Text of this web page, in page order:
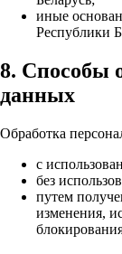
иные
Республики
8. Способы
данных
Обработка
с
без
путем
изменения,